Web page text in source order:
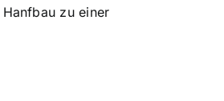
zu einer